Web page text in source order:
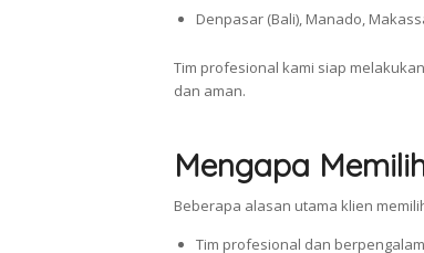
Denpasar (Bali), Manado,
Tim profesional kami siap
dan aman.
Mengapa
Beberapa alasan utama klien
Tim profesional dan